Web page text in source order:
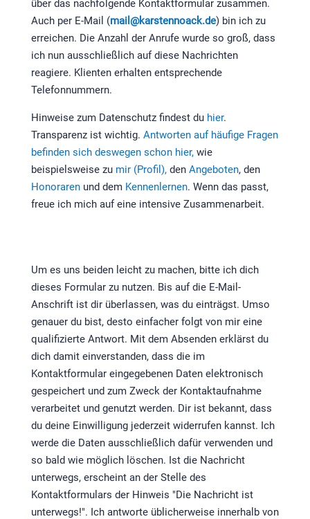
über das nachfolgende Kontaktformular zusammen.
Auch per E-Mail (mail@karstennoack.de) bin ich zu
erreichen. Die Anzahl der Anrufe wurde so groß, dass
ich nun ausschließlich auf diese Nachrichten
reagiere. Klienten erhalten entsprechende
Telefonnummern.
Hinweise zum Datenschutz findest du hier.
Transparenz ist wichtig. Antworten auf häufige Fragen
befinden sich deswegen schon hier,wie
beispielsweise zu mir (Profil),den Angeboten, den
Honorarenund dem Kennenlernen. Wenn das passt,
freue ich mich auf eine intensive Zusammenarbeit.
Um es uns beiden leicht zu machen, bitte ich dich
dieses Formular zu nutzen. Bis auf die E-Mail-
Anschrift ist dir überlassen, was du einträgst. Umso
genauer du bist, desto einfacher folgt von mir eine
qualifizierte Antwort. Mit dem Absenden erklärst du
dich damit einverstanden, dass die im
Kontaktformular eingegebenen Daten elektronisch
gespeichert und zum Zweck der Kontaktaufnahme
verarbeitet und genutzt werden. Dir ist bekannt, dass
du deine Einwilligung jederzeit widerrufen kannst. Ich
werde die Daten ausschließlich dafür verwenden und
so bald wie möglich löschen. Ist die Nachricht
unterwegs, erscheint an der Stelle des
Kontaktformulars der Hinweis "Die Nachricht ist
unterwegs!". Ich antworte üblicherweise innerhalb von